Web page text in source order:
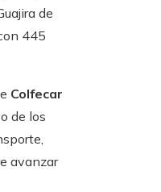
de
445
Colfecar
de los
avanzar